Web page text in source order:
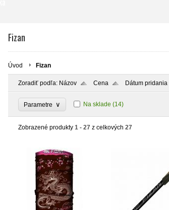
Fizan
Úvod Fizan
Zoradiť podľa: Názov Cena Dátum pridania
Parametre ∨ Na sklade (14)
Zobrazené produkty 1 - 27 z celkových 27